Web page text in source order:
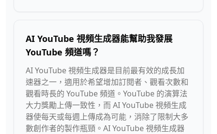
AI YouTube 視頻生成器能幫助我發展
YouTube 頻道嗎？
AI YouTube 視頻生成器是目前最有效的成長加
速器之一，適用於希望增加訂閱者、觀看次數和
觀看時長的 YouTube 頻道。YouTube 的演算法
大力獎勵上傳一致性，而 AI YouTube 視頻生成
器使每天或每週上傳成為可能，消除了限制大多
數創作者的製作瓶頸。AI YouTube 視頻生成器